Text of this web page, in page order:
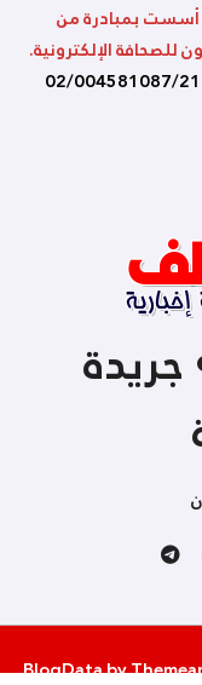
أسست بمبادرة من
الإلكترونية.
تصدر عن – وكالة الصحافة والإتصالات . س-ت 02/004581087/21
BlogDataby
.